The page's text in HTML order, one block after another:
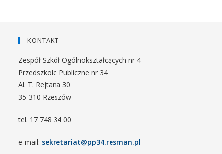
KONTAKT
Zespół Szkół Ogólnokształcących nr 4
Przedszkole Publiczne nr 34
Al. T. Rejtana 30
35-310 Rzeszów
tel. 17 748 34 00
e-mail: sekretariat@pp34.resman.pl